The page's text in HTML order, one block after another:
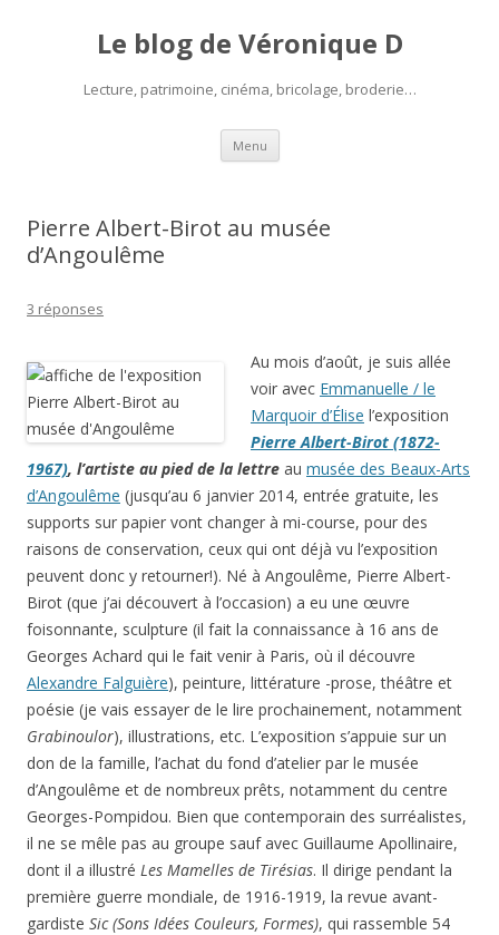
Le blog de Véronique D
Lecture, patrimoine, cinéma, bricolage, broderie…
Menu Aller
contenu
Pierre Albert-Birot au musée
d’Angoulême
3 réponses
Au mois d’août, je suis allée
voir avec Emmanuelle / le
Marquoir d’Élise l’exposition
Pierre Albert-Birot (1872-
1967), l’artiste au pied de la lettre au musée des Beaux-Arts
d’Angoulême (jusqu’au 6 janvier 2014, entrée gratuite, les
supports sur papier vont changer à mi-course, pour des
raisons de conservation, ceux qui ont déjà vu l’exposition
peuvent donc y retourner!). Né à Angoulême, Pierre Albert-
Birot (que j’ai découvert à l’occasion) a eu une œuvre
foisonnante, sculpture (il fait la connaissance à 16 ans de
Georges Achard qui le fait venir à Paris, où il découvre
Alexandre Falguière), peinture, littérature -prose, théâtre et
poésie (je vais essayer de le lire prochainement, notamment
Grabinoulor), illustrations, etc. L’exposition s’appuie sur un
don de la famille, l’achat du fond d’atelier par le musée
d’Angoulême et de nombreux prêts, notamment du centre
Georges-Pompidou. Bien que contemporain des surréalistes,
il ne se mêle pas au groupe sauf avec Guillaume Apollinaire,
dont il a illustré Les Mamelles de Tirésias. Il dirige pendant la
première guerre mondiale, de 1916-1919, la revue avant-
gardiste Sic (Sons Idées Couleurs, Formes), qui rassemble 54